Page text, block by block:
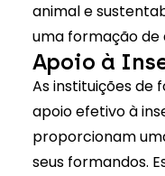
animal e
uma formação de
Apoio à
As instituições de
apoio efetivo à
proporcionam
seus formandos.